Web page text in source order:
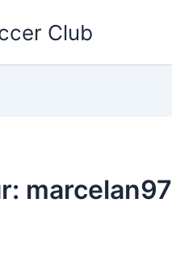
Club
marcelan97